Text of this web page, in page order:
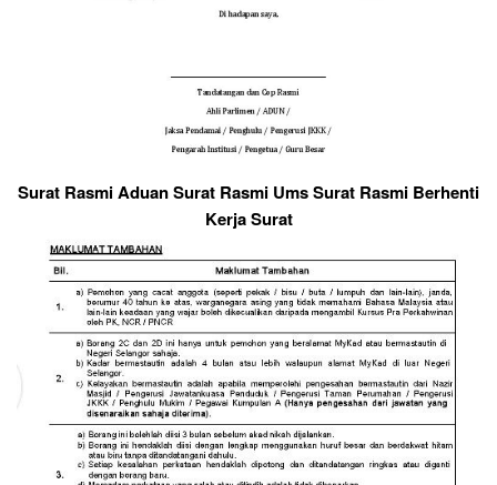
Surat Rasmi Aduan Surat Rasmi Ums Surat Rasmi Berhenti
Kerja Surat